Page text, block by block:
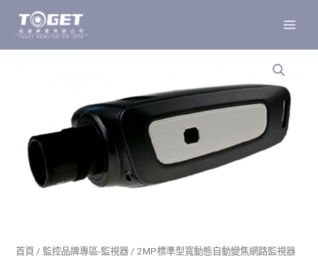
主
首頁 / 監控品牌專區-監視器 / 2MP標準型寬動態自動變焦網路監視器